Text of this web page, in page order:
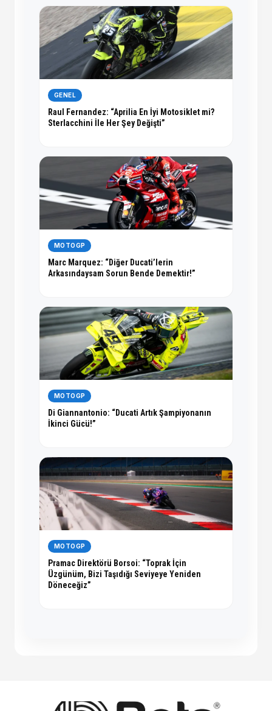
GENEL
Raul Fernandez: “Aprilia En İyi Motosiklet mi?
Sterlacchini İle Her Şey Değişti”
MOTOGP
Marc Marquez: “Diğer Ducati’lerin
Arkasındaysam Sorun Bende Demektir!”
MOTOGP
Di Giannantonio: “Ducati Artık Şampiyonanın
İkinci Gücü!”
MOTOGP
Pramac Direktörü Borsoi: “Toprak İçin
Üzgünüm, Bizi Taşıdığı Seviyeye Yeniden
Döneceğiz”